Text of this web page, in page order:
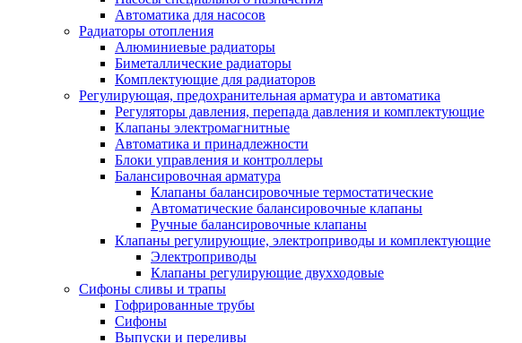
Автоматика для насосов
Радиаторы отопления
Алюминиевые радиаторы
Биметаллические радиаторы
Комплектующие для радиаторов
Регулирующая, предохранительная арматура и автоматика
Регуляторы давления, перепада давления и комплектующие
Клапаны электромагнитные
Автоматика и принадлежности
Блоки управления и контроллеры
Балансировочная арматура
Клапаны балансировочные термостатические
Автоматические балансировочные клапаны
Ручные балансировочные клапаны
Клапаны регулирующие, электроприводы и комплектующие
Электроприводы
Клапаны регулирующие двухходовые
Сифоны сливы и трапы
Гофрированные трубы
Сифоны
Выпуски и переливы